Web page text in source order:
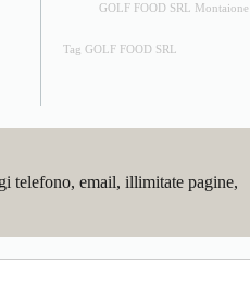
GOLF FOOD SRL Montaione
Tag GOLF FOOD SRL
telefono, email, illimitate pagine,